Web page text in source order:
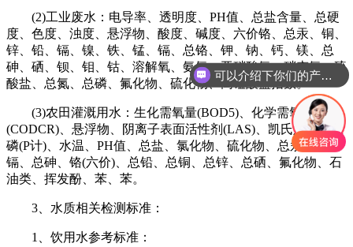
(2)工业废水：电导率、透明度、PH值、总盐含量、总硬
度、色度、浊度、悬浮物、酸度、碱度、六价铬、总汞、铜、
锌、铅、镉、镍、铁、锰、镉、总铬、钾、钠、钙、镁、总
砷、硒、钡、钼、钴、溶解氧、氨氮、亚硝酸氮、硝态氮、硫
酸盐、总氮、总磷、氟化物、硫化物、高锰酸盐指数。
(3)农田灌溉用水：生化需氧量(BOD5)、化学需氧量
(CODCR)、悬浮物、阴离子表面活性剂(LAS)、凯氏定氮和总
磷(P计)、水温、PH值、总盐、氯化物、硫化物、总汞、总
镉、总砷、铬(六价)、总铅、总铜、总锌、总硒、氟化物、石
油类、挥发酚、苯、苯。
3、水质相关检测标准：
1、饮用水参考标准：
可以介绍下你们的产品么
你们是怎么收费的呢